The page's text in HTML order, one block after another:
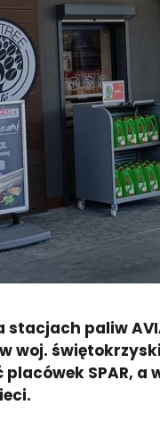
stacjach paliw
woj.
SPAR,